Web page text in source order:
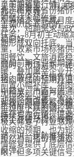
北、山东等省份猪
上调0.05–0.2元/斤，
稳向好。
了前期弱势行情，
观情绪大幅修复。
趋势性反转。
是主要推手。7月末
型养殖企业完成月
任务，8月初主动缩
量，收紧市场标猪供
叠加前期行业长期
损，散户压栏惜售
中释放，市面可流
生猪阶段性紧缺，
宰企业被动提价收
其次，短期需求与
期形成双向托底。
期餐饮、文旅消费稳
暖，叠加屠宰企业
前置小幅补库，猪
动销略有改善，冻
库存也为行情提供支
同时，市场对新一
猪肉收储的预期升
加相关部门稳产能
价过度下跌的调控
极大修复了行业悲
绪，进一步助推猪
反弹。
此外，国内能繁母
持续有序去化，远
收缩的预期，也为
情修复提供了底层
虽然当前猪价普涨
眼，但多项关键信号